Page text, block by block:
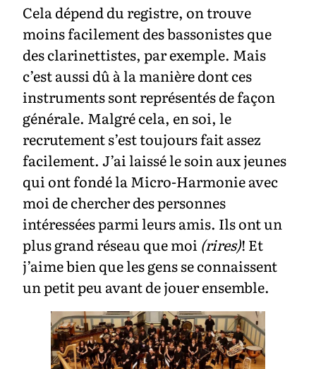
Cela dépend du registre, on trouve
moins facilement des bassonistes que
des clarinettistes, par exemple. Mais
c’est aussi dû à la manière dont ces
instruments sont représentés de façon
générale. Malgré cela, en soi, le
recrutement s’est toujours fait assez
facilement. J’ai laissé le soin aux jeunes
qui ont fondé la Micro-Harmonie avec
moi de chercher des personnes
intéressées parmi leurs amis. Ils ont un
plus grand réseau que moi (rires)! Et
j’aime bien que les gens se connaissent
un petit peu avant de jouer ensemble.